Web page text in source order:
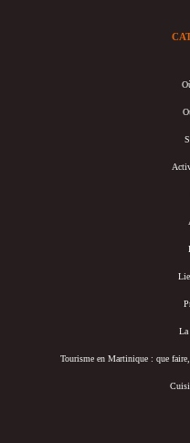
La
Tourisme en Martinique : que